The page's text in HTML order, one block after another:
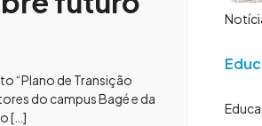
“Plano de Transição
do campus Bagé e da
[…]